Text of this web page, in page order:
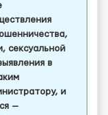
сексуальной
в
и
—